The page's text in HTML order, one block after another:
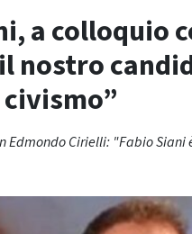
a colloquio
nostro
Edmondo Cirielli: "Fabio